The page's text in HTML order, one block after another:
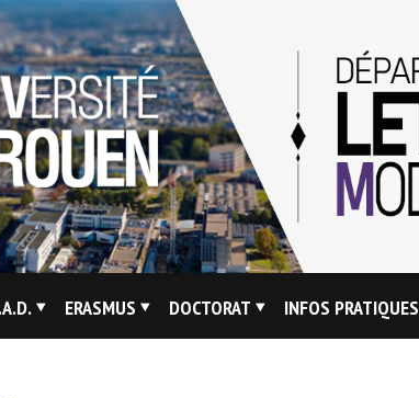
ERASMUS DOCTORAT INFOS PRATIQUES